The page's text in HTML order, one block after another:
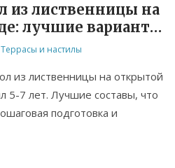
из лиственницы на
лучшие варианты
Террасы и настилы
из лиственницы на открытой
5-7 лет. Лучшие составы, что
подготовка и